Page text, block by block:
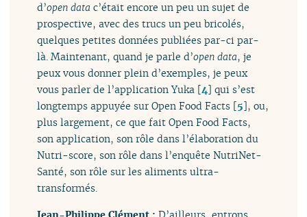
d’open data c’était encore un peu un sujet de
prospective, avec des trucs un peu bricolés,
quelques petites données publiées par-ci par-
là. Maintenant, quand je parle d’open data, je
peux vous donner plein d’exemples, je peux
vous parler de l’application Yuka [4] qui s’est
longtemps appuyée sur Open Food Facts [5], ou,
plus largement, ce que fait Open Food Facts,
son application, son rôle dans l’élaboration du
Nutri-score, son rôle dans l’enquête NutriNet-
Santé, son rôle sur les aliments ultra-
transformés.